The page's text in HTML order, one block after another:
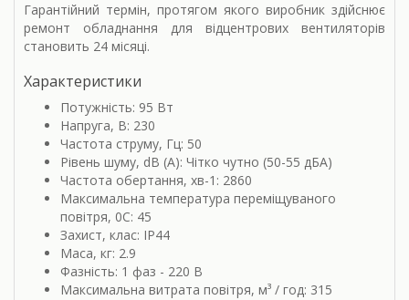
Гарантійний термін, протягом якого виробник здійснює
ремонт обладнання для відцентрових вентиляторів
становить 24 місяці.
Характеристики
Потужність: 95 Вт
Напруга, В: 230
Частота струму, Гц: 50
Рівень шуму, dB (A): Чітко чутно (50-55 дБА)
Частота обертання, хв-1: 2860
Максимальна температура переміщуваного
повітря, 0С: 45
Захист, клас: IP44
Маса, кг: 2.9
Фазність: 1 фаз - 220 В
Максимальна витрата повітря, м³ / год: 315